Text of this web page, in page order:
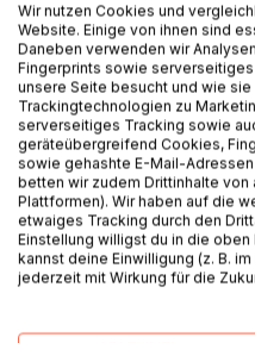
BESCHREIBUNG
An insane love story
awaken the newest and
other and thus give the
feeling. Love and
Wir nutzen Cookies und
Website. Einige von ihnen sind
Daneben verwenden wir
Fingerprints sowie
unsere Seite besucht und wie
Trackingtechnologien zu
serverseitiges Tracking sowie
geräteübergreifend Cookies,
sowie gehashte E-Mail-
betten wir zudem Drittinhalte
Plattformen). Wir haben auf die
etwaiges Tracking durch den
Einstellung willigst du in die
kannst deine Einwilligung (z. B.
jederzeit mit Wirkung für die